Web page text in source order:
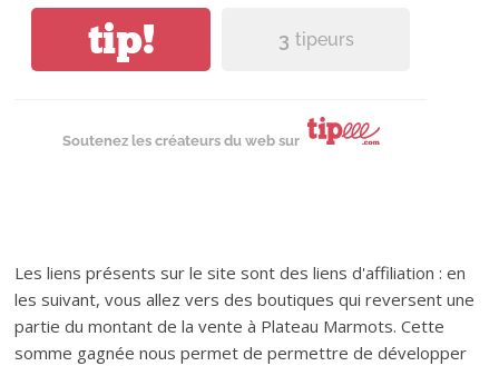
tip! 3 tipeurs
Soutenez les créateurs du web sur
Les liens présents sur le site sont des liens d'affiliation : en
les suivant, vous allez vers des boutiques qui reversent une
partie du montant de la vente à Plateau Marmots. Cette
somme gagnée nous permet de permettre de développer